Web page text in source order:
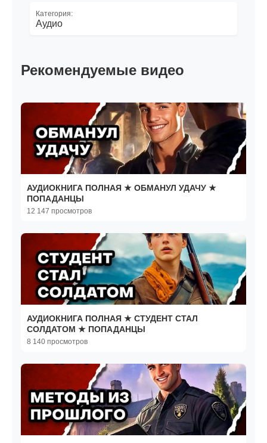
Категория:
Аудио
Рекомендуемые видео
АУДИОКНИГА ПОЛНАЯ ★ ОБМАНУЛ УДАЧУ ★
ПОПАДАНЦЫ
12 147 просмотров
АУДИОКНИГА ПОЛНАЯ ★ СТУДЕНТ СТАЛ
СОЛДАТОМ ★ ПОПАДАНЦЫ
8 140 просмотров